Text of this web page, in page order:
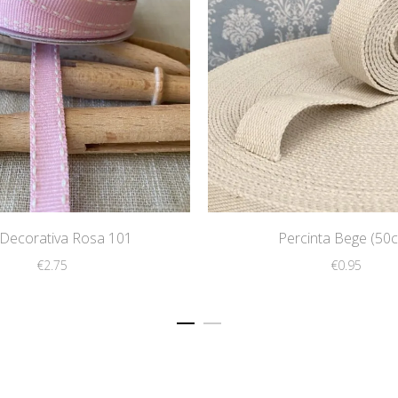
Rosa 101
€2.75
Percinta Bege
€0.95